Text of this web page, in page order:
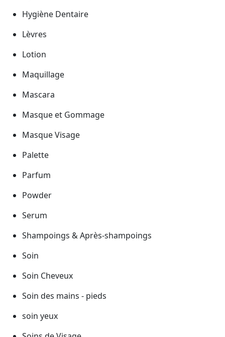
Hygiène Dentaire
Lèvres
Lotion
Maquillage
Mascara
Masque et Gommage
Masque Visage
Palette
Parfum
Powder
Serum
Shampoings & Après-shampoings
Soin
Soin Cheveux
Soin des mains - pieds
soin yeux